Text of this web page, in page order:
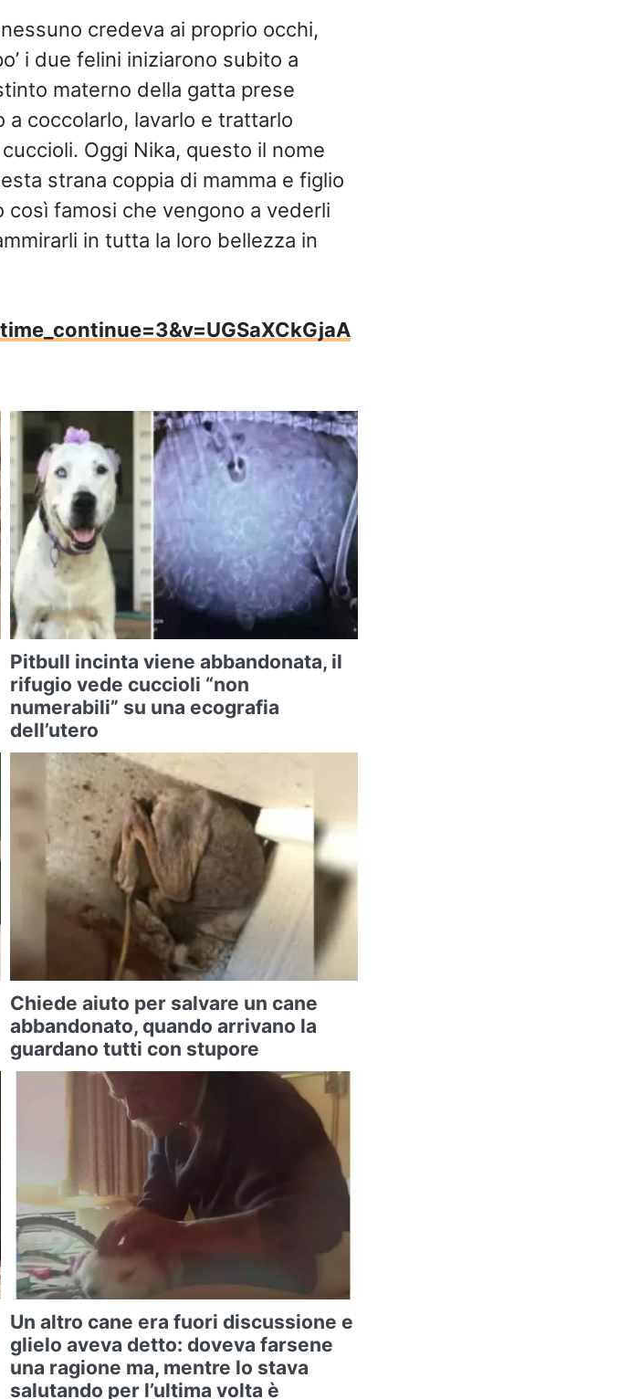
credeva ai proprio occhi,
i due felini iniziarono subito a
materno della gatta prese
coccolarlo, lavarlo e trattarlo
Oggi Nika, questo il nome
strana coppia di mamma e figlio
famosi che vengono a vederli
in tutta la loro bellezza in
Pitbull incinta viene abbandonata, il
rifugio vede cuccioli “non
numerabili” su una ecografia
dell’utero
Chiede aiuto per salvare un cane
abbandonato, quando arrivano la
guardano tutti con stupore
Un altro cane era fuori discussione e
glielo aveva detto: doveva farsene
una ragione ma, mentre lo stava
salutando per l’ultima volta è